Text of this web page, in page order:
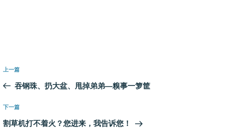
文
导
航
上
一
文
章
上一篇
吞钢珠、扔大盆、甩掉弟弟—糗事一箩筐
下
一
下一篇
割草机打不着火？您进来，我告诉您！